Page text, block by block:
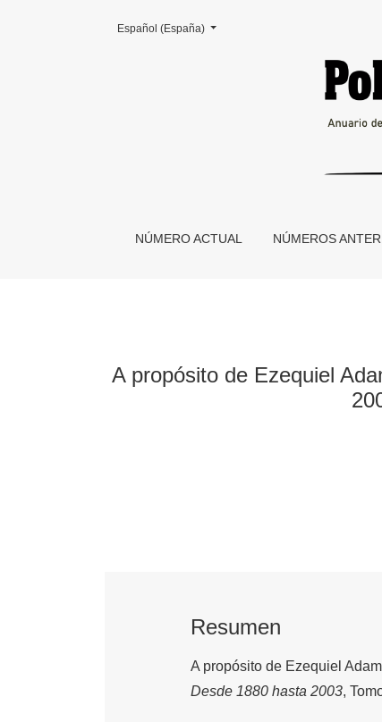
A propósito de Ezequiel Adamovsky,
NÚMERO ACTUAL NÚMEROS
Cambiar el idioma. El actual es:
Español (España)
A propósito de Ezequiel
Resumen
A propósito de Ezequiel
Desde 1880 hasta 2003,